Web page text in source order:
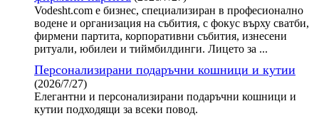
Vodesht.com е бизнес, специализиран в професионално
водене и организация на събития, с фокус върху сватби,
фирмени партита, корпоративни събития, изнесени
ритуали, юбилеи и тиймбилдинги. Лицето за ...
Персонализирани подаръчни кошници и кутии
(2026/7/27)
Елегантни и персонализирани подаръчни кошници и
кутии подходящи за всеки повод.